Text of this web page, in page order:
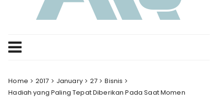
Home 2017 January 27
Bisnis
Hadiah yang Paling Tepat Diberikan Pada Saat Momen